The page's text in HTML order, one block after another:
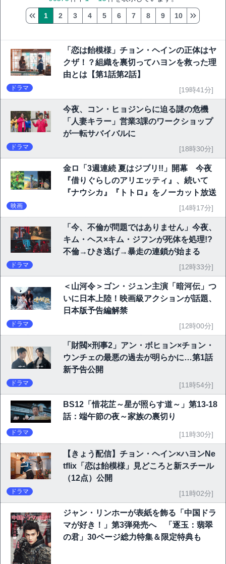
1 2 3 4 5 6 7 8 9 10
「恋は飴模様」チョン・ヘインの正体はヤ
クザ！？組織を裏切ってハヨンを救った理
由とは【第1話第2話】
ドラマ [19時41分]
今夜、コン・ヒョジンらに迫る謎の危機
「人妻キラー」営業3課のワークショップ
が一転サバイバルに
ドラマ [18時30分]
金ロ「3週連続 夏はジブリ!!」開幕 今夜
『借りぐらしのアリエッティ』、続いて
『ナウシカ』『トトロ』をノーカット放送
映画 [14時17分]
「今、不倫が問題ではありません」今夜、
キム・ヘス×キム・ジフンが死体を処理!?
不倫→ひき逃げ→暴走の連鎖が始まる
ドラマ [12時33分]
＜山河令＞ゴン・ジュン主演「暗河伝」つ
いに日本上陸！映画級アクションが話題、
日本版予告編解禁
ドラマ [12時00分]
「財閥×刑事2」アン・ボヒョン×チョン・
ウンチェの最悪の過去が明らかに…第1話
新予告公開
ドラマ [11時54分]
BS12「惜花芷～星が照らす道～」第13-18
話：端午節の夜～家族の裏切り
ドラマ [11時30分]
【きょう配信】チョン・ヘイン×ハヨンNe
tflix「恋は飴模様」見どころと新スチール
（12点）公開
ドラマ [11時02分]
ジャン・リンホーが表紙を飾る「中国ドラ
マが好き！」第3弾発売へ 「逐玉：翡翠
の君」30ページ総力特集＆限定特典も